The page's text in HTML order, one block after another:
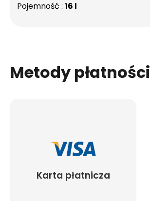
Pojemność : 16 l
Metody płatności
Karta płatnicza